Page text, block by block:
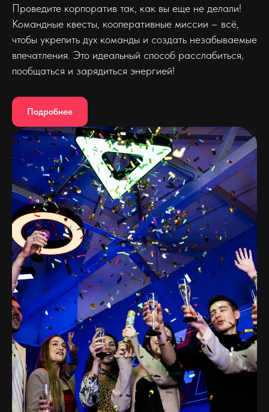
Проведите корпоратив так, как вы еще не делали!
Командные квесты, кооперативные миссии – всё,
чтобы укрепить дух команды и создать незабываемые
впечатления. Это идеальный способ расслабиться,
пообщаться и зарядиться энергией!
Подробнее